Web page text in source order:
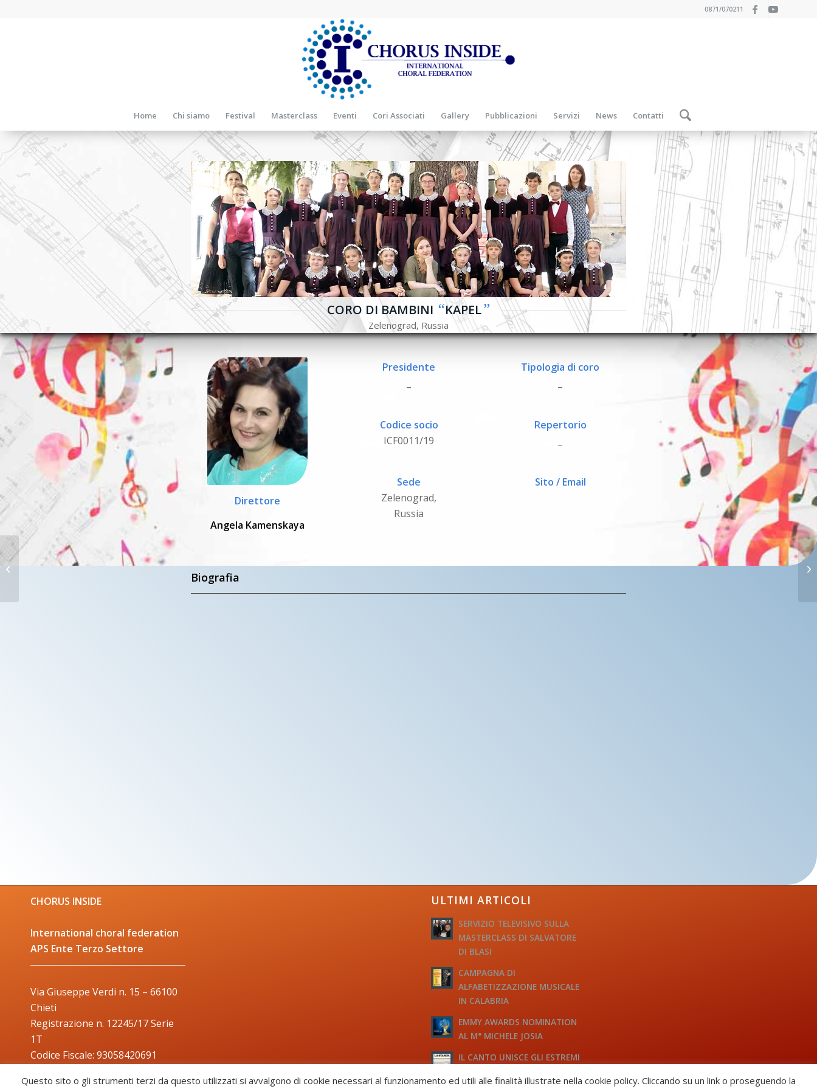
0871/070211
Home Chi siamo Festival Masterclass Eventi Cori Associati Gallery Pubblicazioni Servizi News Contatti
CORO DI BAMBINI “KAPEL”
Zelenograd, Russia
Direttore
Angela Kamenskaya
Presidente
Codice socio
ICF0011/19
Sede
Zelenograd,
Russia
Tipologia di coro
Repertorio
Sito / Email
Biografia
CHORUS INSIDE
International choral federation
APS Ente Terzo Settore
Via Giuseppe Verdi n. 15 – 66100
Chieti
Registrazione n. 12245/17 Serie
1T
Codice Fiscale: 93058420691
ULTIMI ARTICOLI
SERVIZIO TELEVISIVO SULLA
MASTERCLASS DI SALVATORE
DI BLASI
CAMPAGNA DI
ALFABETIZZAZIONE MUSICALE
IN CALABRIA
EMMY AWARDS NOMINATION
AL M° MICHELE JOSIA
IL CANTO UNISCE GLI ESTREMI
CADENCIA
Questo sito o gli strumenti terzi da questo utilizzati si avvalgono di cookie necessari al funzionamento ed utili alle finalità illustrate nella cookie policy. Cliccando su un link o proseguendo la